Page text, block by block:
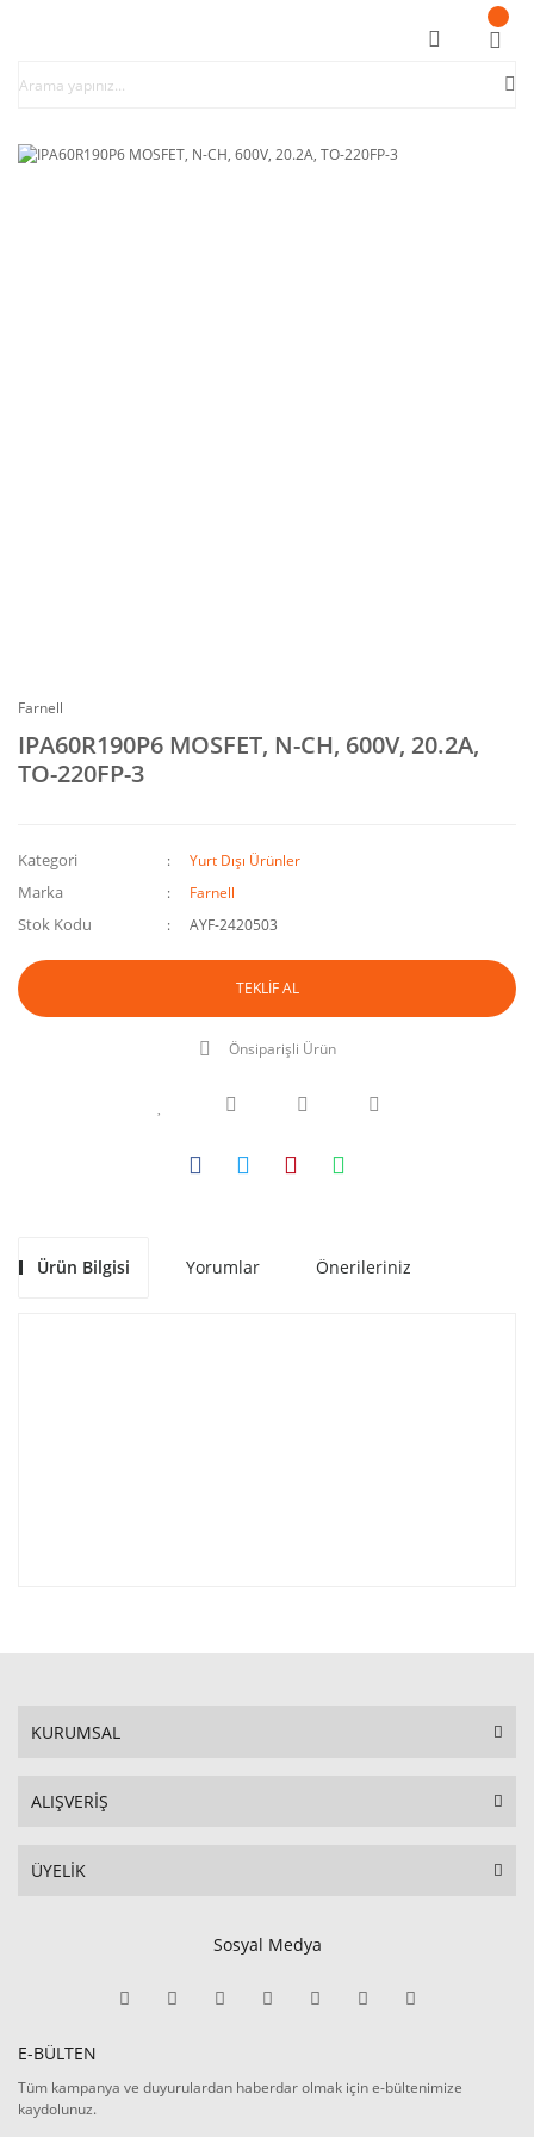
Farnell
IPA60R190P6 MOSFET, N-CH, 600V, 20.2A,
TO-220FP-3
Kategori Yurt Dışı Ürünler
Marka Farnell
Stok Kodu AYF-2420503
TEKLİF AL
Önsiparişli Ürün
Ürün Bilgisi Yorumlar Önerileriniz
KURUMSAL
ALIŞVERİŞ
ÜYELİK
Sosyal Medya
E-BÜLTEN
Tüm kampanya ve duyurulardan haberdar olmak için e-bültenimize
kaydolunuz.